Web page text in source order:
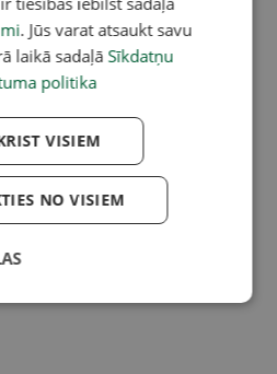
. Jūs varat atsaukt savu
laikā sadaļā Sīkdatņu
politika
VISIEM
NO VISIEM